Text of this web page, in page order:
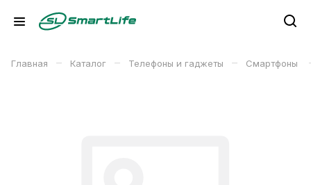
Главная – Каталог – Телефоны и гаджеты – Смартфоны